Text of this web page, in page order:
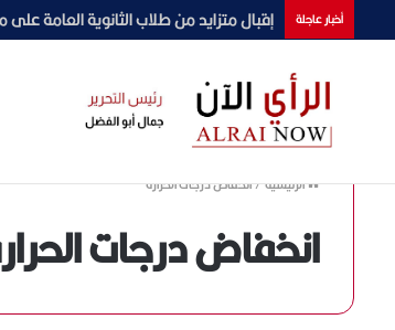
أخبار عاجلة جامعة دمنهور تشارك في البرنامج
الرئيسية/انخفاض درجات الحرارة
انخفاض درجات